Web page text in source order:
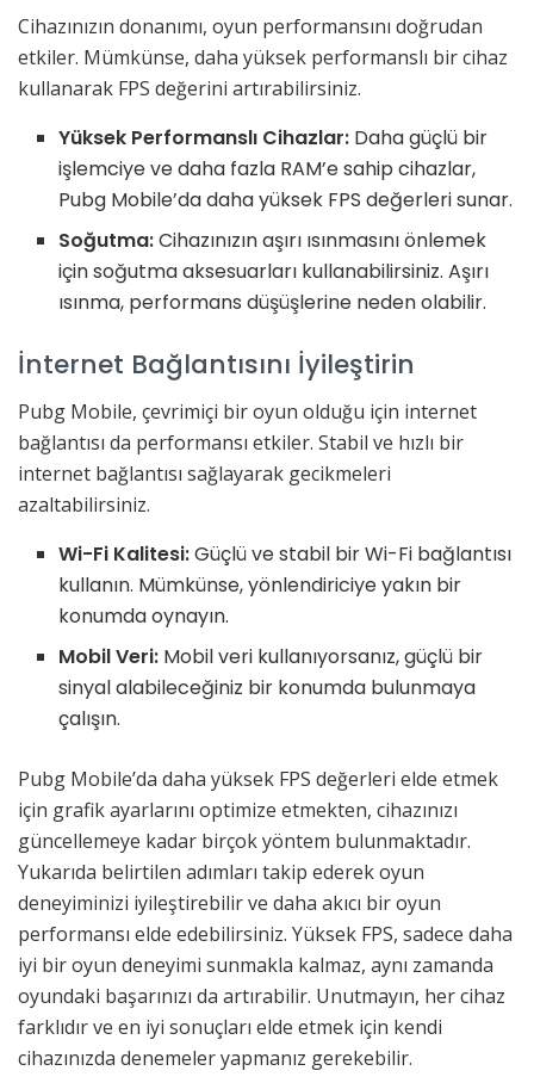
Cihazınızın donanımı, oyun performansını doğrudan
etkiler. Mümkünse, daha yüksek performanslı bir cihaz
kullanarak FPS değerini artırabilirsiniz.
Yüksek Performanslı Cihazlar: Daha güçlü bir
işlemciye ve daha fazla RAM’e sahip cihazlar,
Pubg Mobile’da daha yüksek FPS değerleri sunar.
Soğutma:Cihazınızın aşırı ısınmasını önlemek
için soğutma aksesuarları kullanabilirsiniz. Aşırı
ısınma, performans düşüşlerine neden olabilir.
İnternet Bağlantısını İyileştirin
Pubg Mobile, çevrimiçi bir oyun olduğu için internet
bağlantısı da performansı etkiler. Stabil ve hızlı bir
internet bağlantısı sağlayarak gecikmeleri
azaltabilirsiniz.
Wi-Fi Kalitesi:Güçlü ve stabil bir Wi-Fi bağlantısı
kullanın. Mümkünse, yönlendiriciye yakın bir
konumda oynayın.
Mobil Veri: Mobil veri kullanıyorsanız, güçlü bir
sinyal alabileceğiniz bir konumda bulunmaya
çalışın.
Pubg Mobile’da daha yüksek FPS değerleri elde etmek
için grafik ayarlarını optimize etmekten, cihazınızı
güncellemeye kadar birçok yöntem bulunmaktadır.
Yukarıda belirtilen adımları takip ederek oyun
deneyiminizi iyileştirebilir ve daha akıcı bir oyun
performansı elde edebilirsiniz. Yüksek FPS, sadece daha
iyi bir oyun deneyimi sunmakla kalmaz, aynı zamanda
oyundaki başarınızı da artırabilir. Unutmayın, her cihaz
farklıdır ve en iyi sonuçları elde etmek için kendi
cihazınızda denemeler yapmanız gerekebilir.